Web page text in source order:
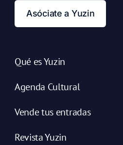
Asóciate a Yuzin
Qué es Yuzin
Agenda Cultural
Vende tus entradas
Revista Yuzin